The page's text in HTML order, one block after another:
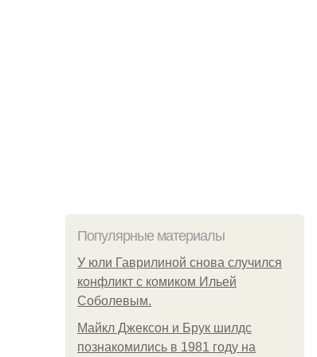
Популярные материалы
У юли Гаврилиной снова случился
конфликт с комиком Ильей
Соболевым.
Майкл Джексон и Брук шилдс
познакомились в 1981 году на